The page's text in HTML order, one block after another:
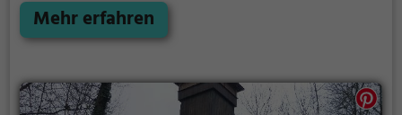
historische Aspekte aus längst vergangenen Zeiten
und bietet einen kleinen Einblick in die Geschichte.
Mehr erfahren